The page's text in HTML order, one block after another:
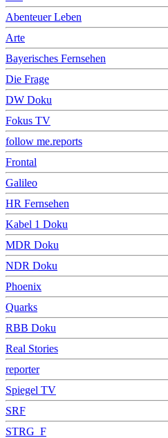
Abenteuer Leben
Arte
Bayerisches Fernsehen
Die Frage
DW Doku
Fokus TV
follow me.reports
Frontal
Galileo
HR Fernsehen
Kabel 1 Doku
MDR Doku
NDR Doku
Phoenix
Quarks
RBB Doku
Real Stories
reporter
Spiegel TV
SRF
STRG_F